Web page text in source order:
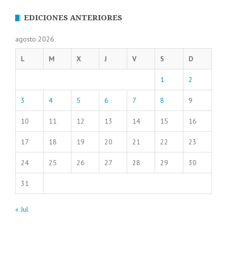
EDICIONES ANTERIORES
agosto 2026
L M X J V S D
1 2
3 4 5 6 7 8 9
10 11 12 13 14 15 16
17 18 19 20 21 22 23
24 25 26 27 28 29 30
31
« Jul